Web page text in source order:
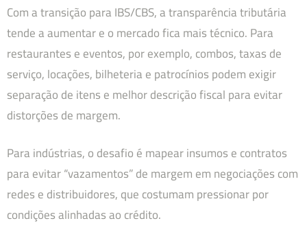
Com a transição para IBS/CBS, a transparência tributária
tende a aumentar e o mercado fica mais técnico. Para
restaurantes e eventos, por exemplo, combos, taxas de
serviço, locações, bilheteria e patrocínios podem exigir
separação de itens e melhor descrição fiscal para evitar
distorções de margem.
Para indústrias, o desafio é mapear insumos e contratos
para evitar “vazamentos” de margem em negociações com
redes e distribuidores, que costumam pressionar por
condições alinhadas ao crédito.